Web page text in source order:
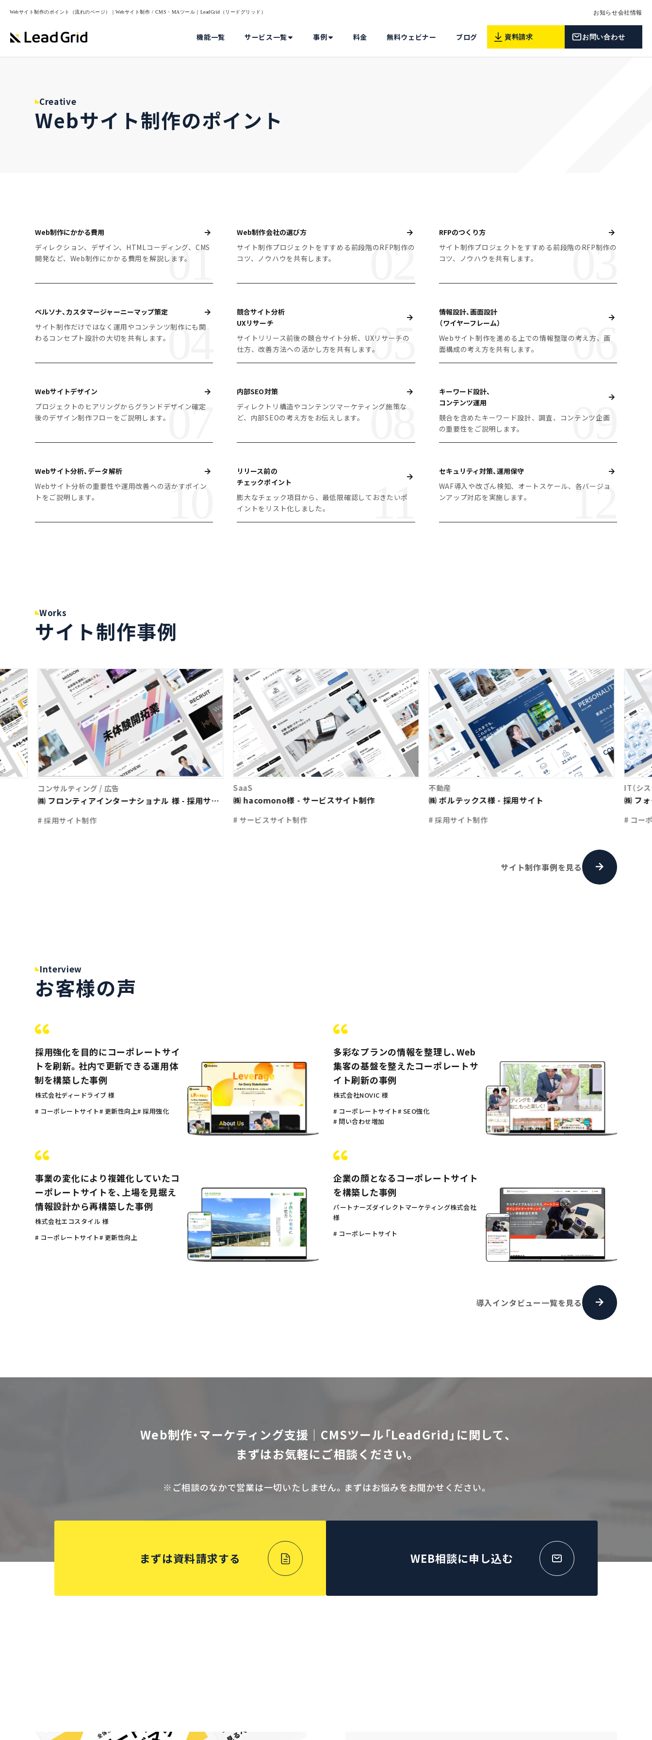
Webサイト制作のポイント（流れのページ）｜Webサイト制作 / CMS・MAツール｜LeadGrid（リードグリッド） お知らせ会社情報
機能一覧 サービス一覧 事例 料金 無料ウェビナー ブログ 資料請求 お問い合わせ
Creative
Webサイト制作のポイント
Web制作にかかる費用
ディレクション、デザイン、HTMLコーディング、CMS
開発など、Web制作にかかる費用を解説します。
Web制作会社の選び方
サイト制作プロジェクトをすすめる前段階のRFP制作の
コツ、ノウハウを共有します。
RFPのつくり方
サイト制作プロジェクトをすすめる前段階のRFP制作の
コツ、ノウハウを共有します。
ペルソナ、カスタマージャーニーマップ策定
サイト制作だけではなく運用やコンテンツ制作にも関
わるコンセプト設計の大切を共有します。
競合サイト分析
UXリサーチ
サイトリリース前後の競合サイト分析、UXリサーチの
仕方、改善方法への活かし方を共有します。
情報設計、画面設計
（ワイヤーフレーム）
Webサイト制作を進める上での情報整理の考え方、画
面構成の考え方を共有します。
Webサイトデザイン
プロジェクトのヒアリングからグランドデザイン確定
後のデザイン制作フローをご説明します。
内部SEO対策
ディレクトリ構造やコンテンツマーケティング施策な
ど、内部SEOの考え方をお伝えします。
キーワード設計、
コンテンツ運用
競合を含めたキーワード設計、調査、コンテンツ企画
の重要性をご説明します。
Webサイト分析、データ解析
Webサイト分析の重要性や運用改善への活かすポイン
トをご説明します。
リリース前の
チェックポイント
膨大なチェック項目から、最低限確認しておきたいポ
イントをリスト化しました。
セキュリティ対策、運用保守
WAF導入や改ざん検知、オートスケール、各バージョ
ンアップ対応を実施します。
Works
サイト制作事例
コンサルティング / 広告
㈱ フロンティアインターナショナル 様 - 採用サイ
# 採用サイト制作
SaaS
㈱ hacomono様 - サービスサイト制作
# サービスサイト制作
不動産
㈱ ボルテックス様 - 採用サイト
# 採用サイト制作
IT（シ
㈱ フ
# コー
サイト制作事例を見る
Interview
お客様の声
採用強化を目的にコーポレートサイ
トを刷新。社内で更新できる運用体
制を構築した事例
株式会社ディードライブ 様
# コーポレートサイト# 更新性向上# 採用強化
多彩なプランの情報を整理し、Web
集客の基盤を整えたコーポレートサ
イト刷新の事例
株式会社NOVIC 様
# コーポレートサイト# SEO強化
# 問い合わせ増加
事業の変化により複雑化していたコ
ーポレートサイトを、上場を見据え
情報設計から再構築した事例
株式会社エコスタイル 様
# コーポレートサイト# 更新性向上
企業の顔となるコーポレートサイト
を構築した事例
パートナーズダイレクトマーケティング株式会社
様
# コーポレートサイト
導入インタビュー一覧を見る
Web制作・マーケティング支援｜CMSツール「LeadGrid」に関して、
まずはお気軽にご相談ください。
※ご相談のなかで営業は一切いたしません。まずはお悩みをお聞かせください。
まずは資料請求する WEB相談に申し込む